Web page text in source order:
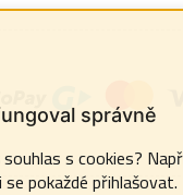
správně
s cookies?
pokaždé přihlašovat.